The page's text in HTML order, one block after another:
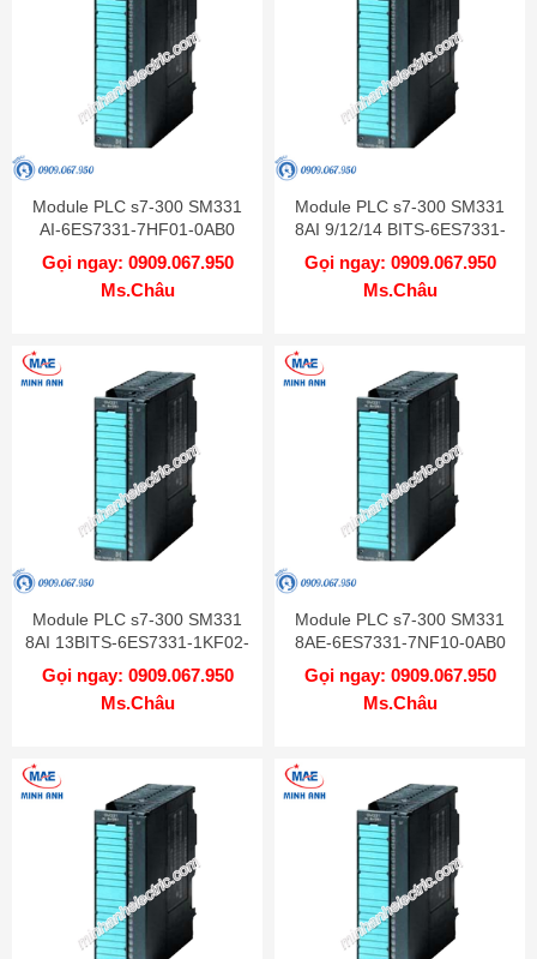
Module PLC s7-300 SM331
AI-6ES7331-7HF01-0AB0
Gọi ngay: 0909.067.950
Ms.Châu
Module PLC s7-300 SM331
8AI 9/12/14 BITS-6ES7331-
7KF02-0AB0
Gọi ngay: 0909.067.950
Ms.Châu
Module PLC s7-300 SM331
8AI 13BITS-6ES7331-1KF02-
0AB0
Gọi ngay: 0909.067.950
Ms.Châu
Module PLC s7-300 SM331
8AE-6ES7331-7NF10-0AB0
Gọi ngay: 0909.067.950
Ms.Châu